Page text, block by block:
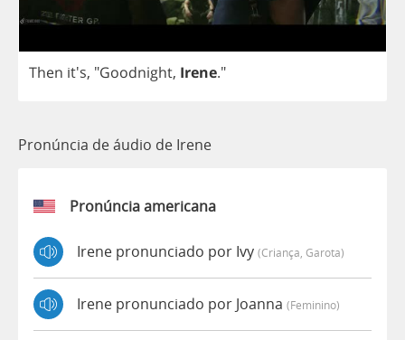
Then it's, "Goodnight, Irene."
Pronúncia de áudio de Irene
Pronúncia americana
Irene pronunciado por Ivy (criança, Garota)
Irene pronunciado por Joanna (feminino)